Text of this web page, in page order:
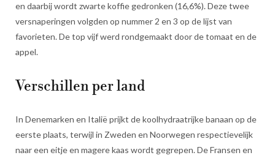
en daarbij wordt zwarte koffie gedronken (16,6%). Deze twee
versnaperingen volgden op nummer 2 en 3 op de lijst van
favorieten. De top vijf werd rondgemaakt door de tomaat en de
appel.
Verschillen per land
In Denemarken en Italië prijkt de koolhydraatrijke banaan op de
eerste plaats, terwijl in Zweden en Noorwegen respectievelijk
naar een eitje en magere kaas wordt gegrepen. De Fransen en